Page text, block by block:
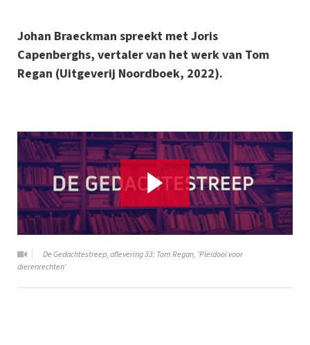
Johan Braeckman spreekt met Joris
Capenberghs, vertaler van het werk van Tom
Regan (Uitgeverij Noordboek, 2022).
De Gedachtestreep, aflevering 33: Tom Regan, 'Pleidooi voor
dierenrechten'